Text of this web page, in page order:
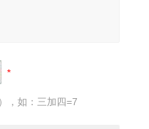
，如：三加四=7